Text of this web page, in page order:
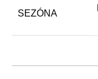
SEZÓNA